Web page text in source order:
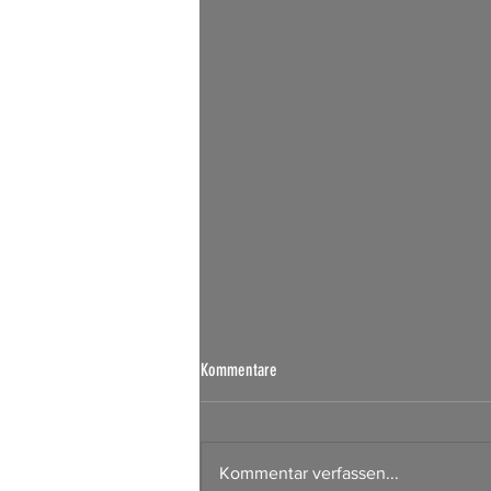
Börsen Radar 07.08.2026
Kommentare
Kommentar verfassen...